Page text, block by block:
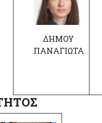
ΔΗΜΟΥ
ΠΑΝΑΓΙΩΤΑ